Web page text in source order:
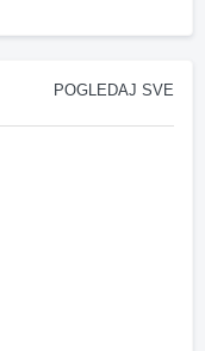
POGLEDAJ SVE